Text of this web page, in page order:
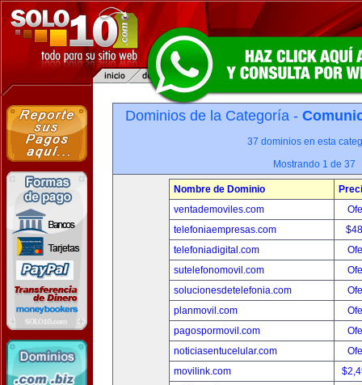
Dominios de la Categoría -
37 dominios en esta
Mostrando 1 de 37
Nombre de Dominio
ventademoviles.com
telefoniaempresas.com
telefoniadigital.com
sutelefonomovil.com
solucionesdetelefonia.com
planmovil.com
pagospormovil.com
noticiasentucelular.com
movilink.com